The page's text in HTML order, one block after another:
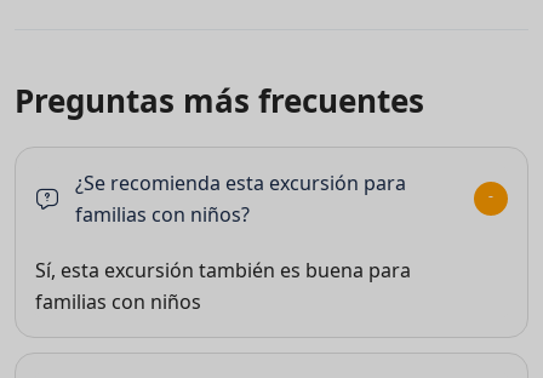
Preguntas más frecuentes
¿Se recomienda esta excursión para
familias con niños?
Sí, esta excursión también es buena para
familias con niños